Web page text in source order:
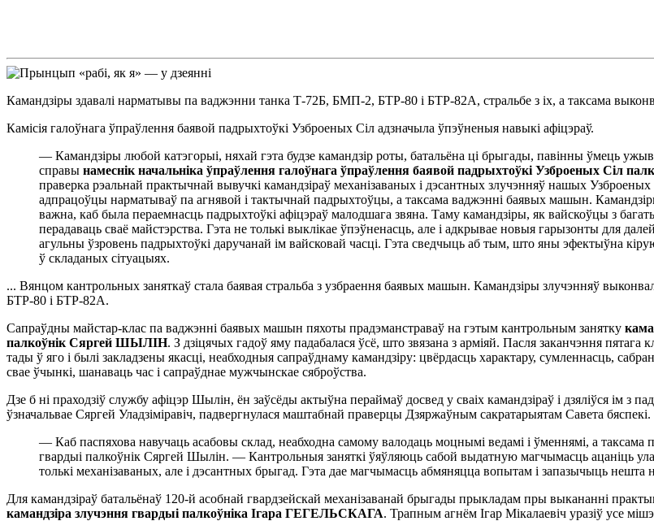
Камандзіры здавалі нарматывы па ваджэнни танка Т-72Б, БМП-2, БТР-80 і БТР-82А, стральбе з іх, а таксама
Камісія галоўнага ўпраўлення баявой падрыхтоўкі Узброеных Сіл адзначыла ўпэўненыя навыкі афіцэраў.
— Камандзіры любой катэгорыі, няхай гэта будзе камандзір роты, батальёна ці брыгады, павінны ўмець
справы намеснік начальніка ўпраўлення галоўнага ўпраўлення баявой падрыхтоўкі Узброеных Сіл
праверка рэальнай практычнай вывучкі камандзіраў механізаваных і дэсантных злучэнняў нашых
адпрацоўцы нарматываў па агнявой і тактычнай падрыхтоўцы, а таксама ваджэнні баявых машын.
важна, каб была пераемнасць падрыхтоўкі афіцэраў малодшага звяна. Таму камандзіры, як вайскоўцы з
перадаваць сваё майстэрства. Гэта не толькі выклікае ўпэўненасць, але і адкрывае новыя гарызонты для
агульны ўзровень падрыхтоўкі даручанай ім вайсковай часці. Гэта сведчыць аб тым, што яны эфектыўна
ў складаных сітуацыях.
... Вянцом кантрольных заняткаў стала баявая стральба з узбраення баявых машын. Камандзіры злучэнняў
БТР-80 і БТР-82А.
Сапраўдны майстар-клас па ваджэнні баявых машын пяхоты прадэманстраваў на гэтым кантрольным занятку
палкоўнік Сяргей ШЫЛІН. З дзіцячых гадоў яму падабалася ўсё, што звязана з арміяй. Пасля заканчэння
тады ў яго і былі закладзены якасці, неабходныя сапраўднаму камандзіру: цвёрдасць характару, сумленнасць,
свае ўчынкі, шанаваць час і сапраўднае мужчынскае сяброўства.
Дзе б ні праходзіў службу афіцэр Шылін, ён заўсёды актыўна пераймаў досвед у сваіх камандзіраў і дзяліўся ім з
ўзначальвае Сяргей Уладзіміравіч, падвергнулася маштабнай праверцы Дзяржаўным сакратарыятам Савета
— Каб паспяхова навучаць асабовы склад, неабходна самому валодаць моцнымі ведамі і ўменнямі, а
гвардыі палкоўнік Сяргей Шылін. — Кантрольныя заняткі ўяўляюць сабой выдатную магчымасць ацаніць
толькі механізаваных, але і дэсантных брыгад. Гэта дае магчымасць абмяняцца вопытам і запазычыць нешта
Для камандзіраў батальёнаў 120-й асобнай гвардзейскай механізаванай брыгады прыкладам пры выкананні
камандзіра злучэння гвардыі палкоўніка Ігара ГЕГЕЛЬСКАГА. Трапным агнём Ігар Мікалаевіч уразіў усе